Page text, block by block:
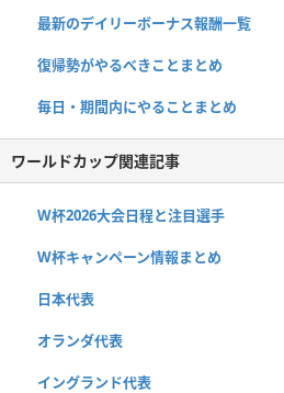
最新のデイリーボーナス報酬一覧
復帰勢がやるべきことまとめ
毎日・期間内にやることまとめ
ワールドカップ関連記事
W杯2026大会日程と注目選手
W杯キャンペーン情報まとめ
日本代表
オランダ代表
イングランド代表